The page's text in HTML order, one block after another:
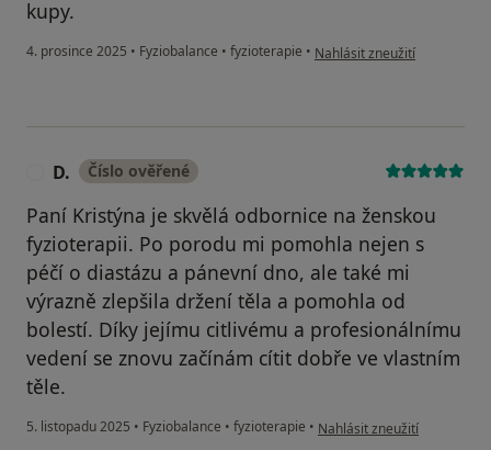
kupy.
4. prosince 2025 • Fyziobalance • fyzioterapie • podle názoru uživatele
Nahlásit zneužití
D. Číslo ověřené
Paní Kristýna je skvělá odbornice na ženskou
fyzioterapii. Po porodu mi pomohla nejen s
péčí o diastázu a pánevní dno, ale také mi
výrazně zlepšila držení těla a pomohla od
bolestí. Díky jejímu citlivému a profesionálnímu
vedení se znovu začínám cítit dobře ve vlastním
těle.
5. listopadu 2025 • Fyziobalance • fyzioterapie • podle názoru uživatele D.
Nahlásit zneužití